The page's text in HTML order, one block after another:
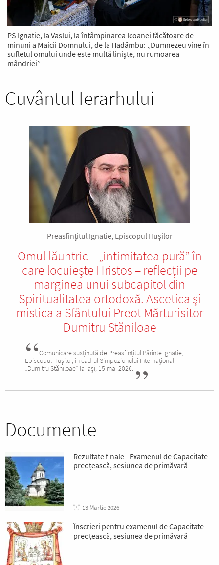
PS Ignatie, la Vaslui, la întâmpinarea Icoanei făcătoare de
minuni a Maicii Domnului, de la Hadâmbu: „Dumnezeu vine în
sufletul omului unde este multă liniște, nu rumoarea
mândriei”
Cuvântul Ierarhului
Preasfințitul Ignatie, Episcopul Hușilor
Omul lăuntric – „intimitatea pură” în
care locuieşte Hristos – reflecţii pe
marginea unui subcapitol din
Spiritualitatea ortodoxă. Ascetica şi
mistica a Sfântului Preot Mărturisitor
Dumitru Stăniloae
Comunicare susținută de Preasfințitul Părinte Ignatie,
Episcopul Hușilor, în cadrul Simpozionului Internațional
„Dumitru Stăniloae” la Iași, 15 mai 2026.
Documente
Rezultate finale - Examenul de Capacitate
preoțească, sesiunea de primăvară
13 Martie 2026
Înscrieri pentru examenul de Capacitate
preoțească, sesiunea de primăvară